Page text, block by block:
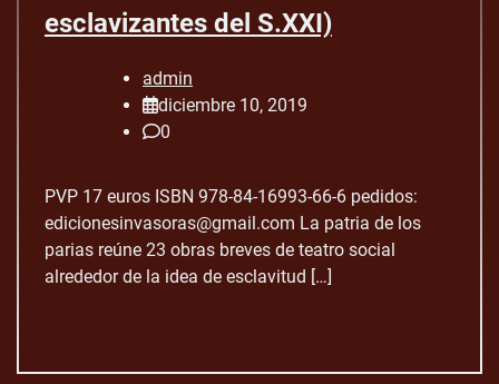
esclavizantes del S.XXI)
admin
diciembre 10, 2019
0
PVP 17 euros ISBN 978-84-16993-66-6 pedidos:
edicionesinvasoras@gmail.com La patria de los
parias reúne 23 obras breves de teatro social
alrededor de la idea de esclavitud […]